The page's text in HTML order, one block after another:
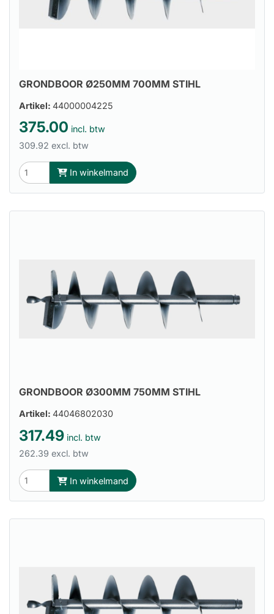
GRONDBOOR Ø250MM 700MM STIHL
Artikel: 44000004225
375.00 incl. btw
309.92 excl. btw
In winkelmand
GRONDBOOR Ø300MM 750MM STIHL
Artikel: 44046802030
317.49 incl. btw
262.39 excl. btw
In winkelmand